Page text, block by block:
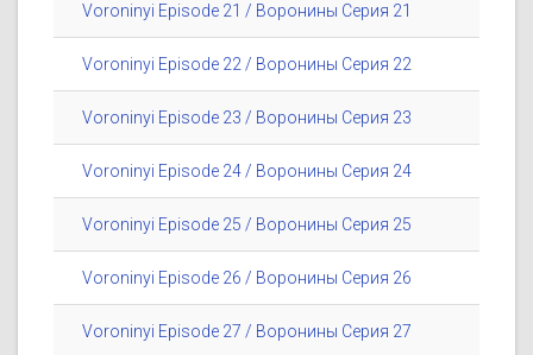
Voroninyi Episode 21 / Воронины Серия 21
Voroninyi Episode 22 / Воронины Серия 22
Voroninyi Episode 23 / Воронины Серия 23
Voroninyi Episode 24 / Воронины Серия 24
Voroninyi Episode 25 / Воронины Серия 25
Voroninyi Episode 26 / Воронины Серия 26
Voroninyi Episode 27 / Воронины Серия 27